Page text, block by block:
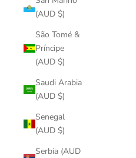
(AUD $)
São Tomé &
Príncipe
(AUD $)
Saudi Arabia
(AUD $)
Senegal
(AUD $)
Serbia (AUD